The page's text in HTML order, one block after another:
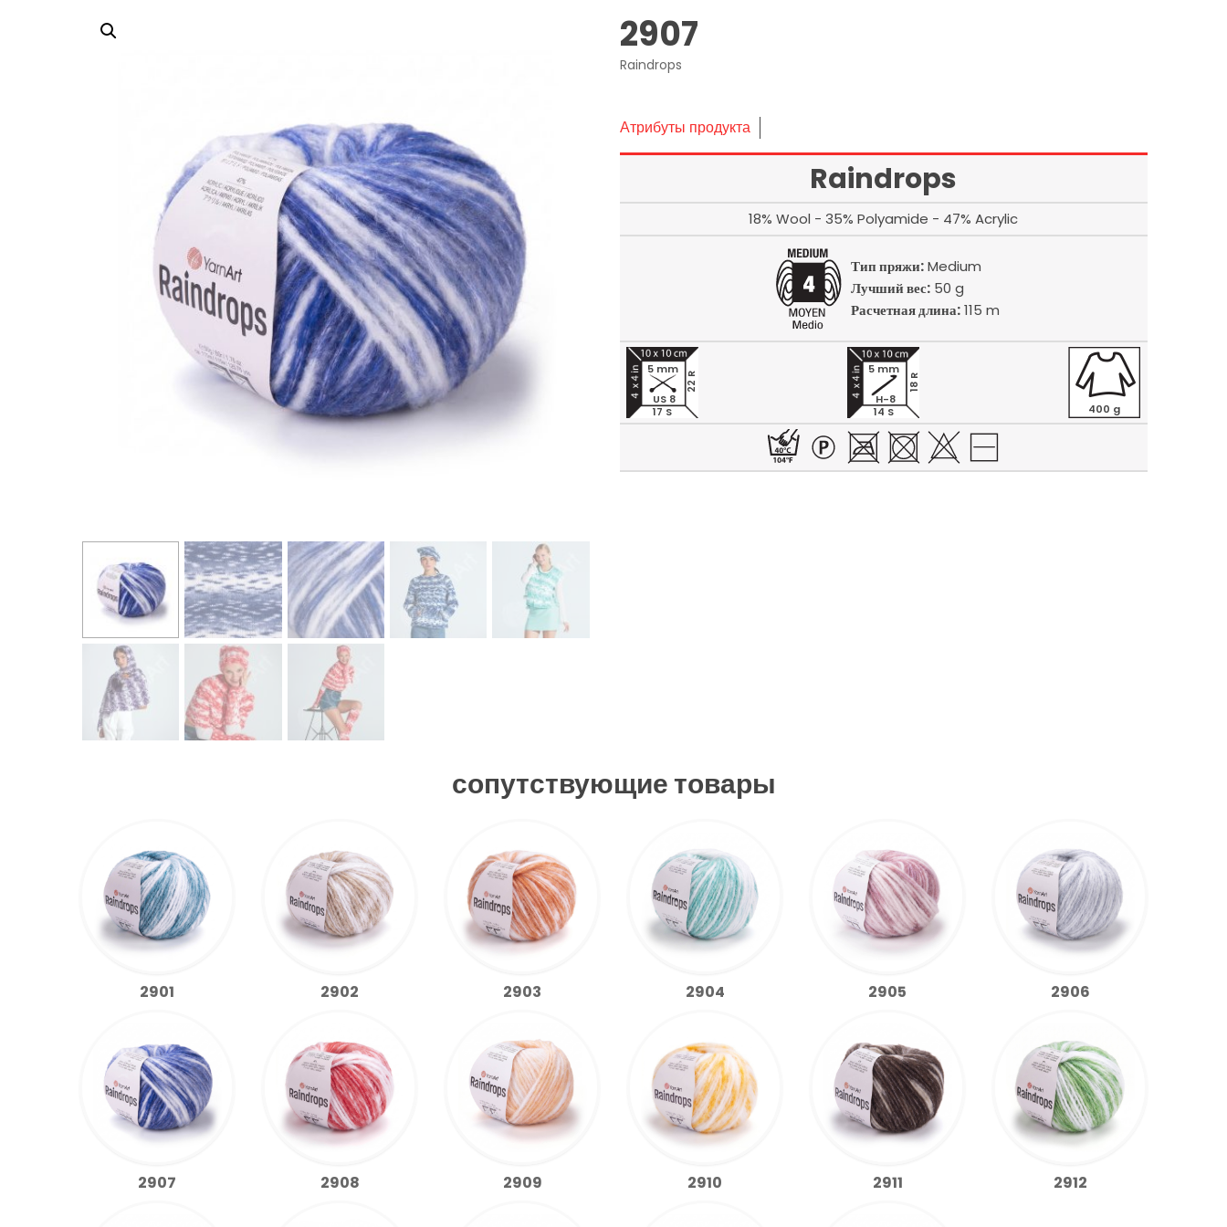
2907
Raindrops
Атрибуты продукта
Raindrops
18% Wool - 35% Polyamide - 47% Acrylic
Тип пряжи:Medium
Лучший вес: 50 g
Расчетная длина:115 m
17 S
22 R
5 mm
US 8
14 S
18 R
5 mm
H-8
400 g
сопутствующие товары
2901 2902 2903 2904 2905 2906
2907 2908 2909 2910 2911 2912